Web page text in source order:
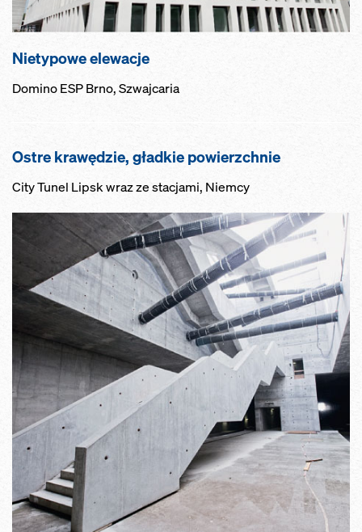
Nietypowe elewacje
Domino ESP Brno, Szwajcaria
Ostre krawędzie, gładkie powierzchnie
City Tunel Lipsk wraz ze stacjami, Niemcy